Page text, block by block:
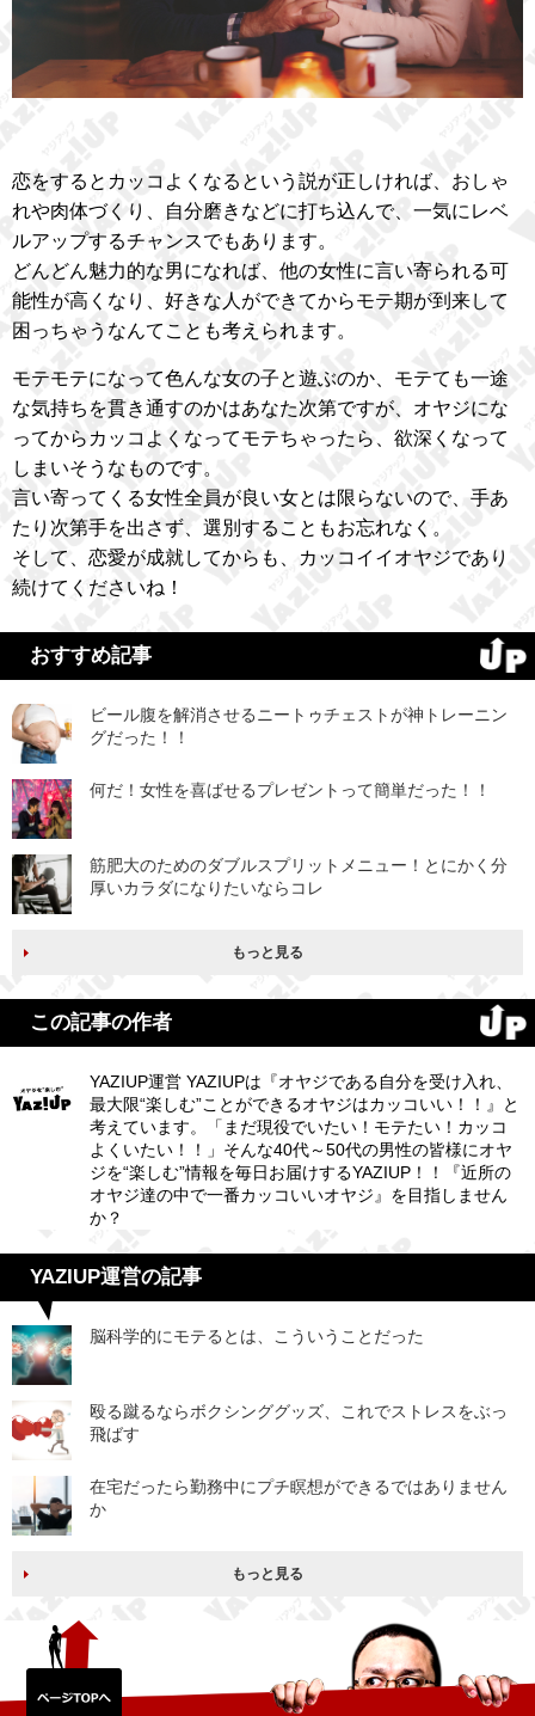
恋をするとカッコよくなるという説が正しければ、おしゃ
れや肉体づくり、自分磨きなどに打ち込んで、一気にレベ
ルアップするチャンスでもあります。
どんどん魅力的な男になれば、他の女性に言い寄られる可
能性が高くなり、好きな人ができてからモテ期が到来して
困っちゃうなんてことも考えられます。
モテモテになって色んな女の子と遊ぶのか、モテても一途
な気持ちを貫き通すのかはあなた次第ですが、オヤジにな
ってからカッコよくなってモテちゃったら、欲深くなって
しまいそうなものです。
言い寄ってくる女性全員が良い女とは限らないので、手あ
たり次第手を出さず、選別することもお忘れなく。
そして、恋愛が成就してからも、カッコイイオヤジであり
続けてくださいね！
おすすめ記事
ビール腹を解消させるニートゥチェストが神トレーニン
グだった！！
何だ！女性を喜ばせるプレゼントって簡単だった！！
筋肥大のためのダブルスプリットメニュー！とにかく分
厚いカラダになりたいならコレ
もっと見る
この記事の作者
YAZIUP運営 YAZIUPは『オヤジである自分を受け入れ、
最大限“楽しむ”ことができるオヤジはカッコいい！！』と
考えています。「まだ現役でいたい！モテたい！カッコ
よくいたい！！」そんな40代～50代の男性の皆様にオヤ
ジを“楽しむ”情報を毎日お届けするYAZIUP！！『近所の
オヤジ達の中で一番カッコいいオヤジ』を目指しません
か？
YAZIUP運営の記事
脳科学的にモテるとは、こういうことだった
殴る蹴るならボクシンググッズ、これでストレスをぶっ
飛ばす
在宅だったら勤務中にプチ瞑想ができるではありません
か
もっと見る